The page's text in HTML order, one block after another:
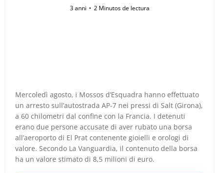
3 anni 2 Minutos de lectura
Mercoledì agosto, i Mossos d’Esquadra hanno effettuato
un arresto sull’autostrada AP-7 nei pressi di Salt (Girona),
a 60 chilometri dal confine con la Francia. I detenuti
erano due persone accusate di aver rubato una borsa
all’aeroporto di El Prat contenente gioielli e orologi di
valore. Secondo La Vanguardia, il contenuto della borsa
ha un valore stimato di 8,5 milioni di euro.